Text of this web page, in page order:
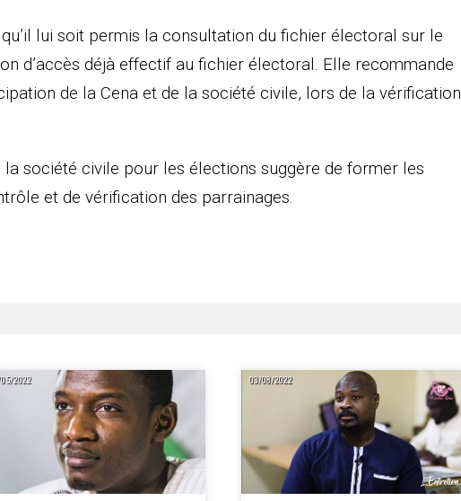
lui soit permis la consultation du fichier électoral sur le
d’accès déjà effectif au fichier électoral. Elle recommande
de la Cena et de la société civile, lors de la vérification
société civile pour les élections suggère de former les
et de vérification des parrainages.
2022 03/08/2022